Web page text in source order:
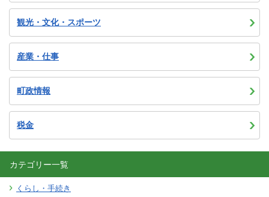
観光・文化・スポーツ
産業・仕事
町政情報
税金
カテゴリー一覧
くらし・手続き